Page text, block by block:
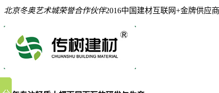
北京冬奥艺术城荣誉合作伙伴2016中国建材互联网+金牌供应商